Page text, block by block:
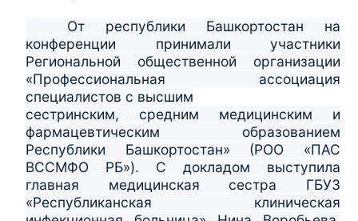
От республики Башкортостан на
конференции принимали участники
Региональной общественной организации
«Профессиональная ассоциация
специалистов с высшим
сестринским, средним медицинским и
фармацевтическим образованием
Республики Башкортостан» (РОО «ПАС
ВССМФО РБ»). С докладом выступила
главная медицинская сестра ГБУЗ
«Республиканская клиническая